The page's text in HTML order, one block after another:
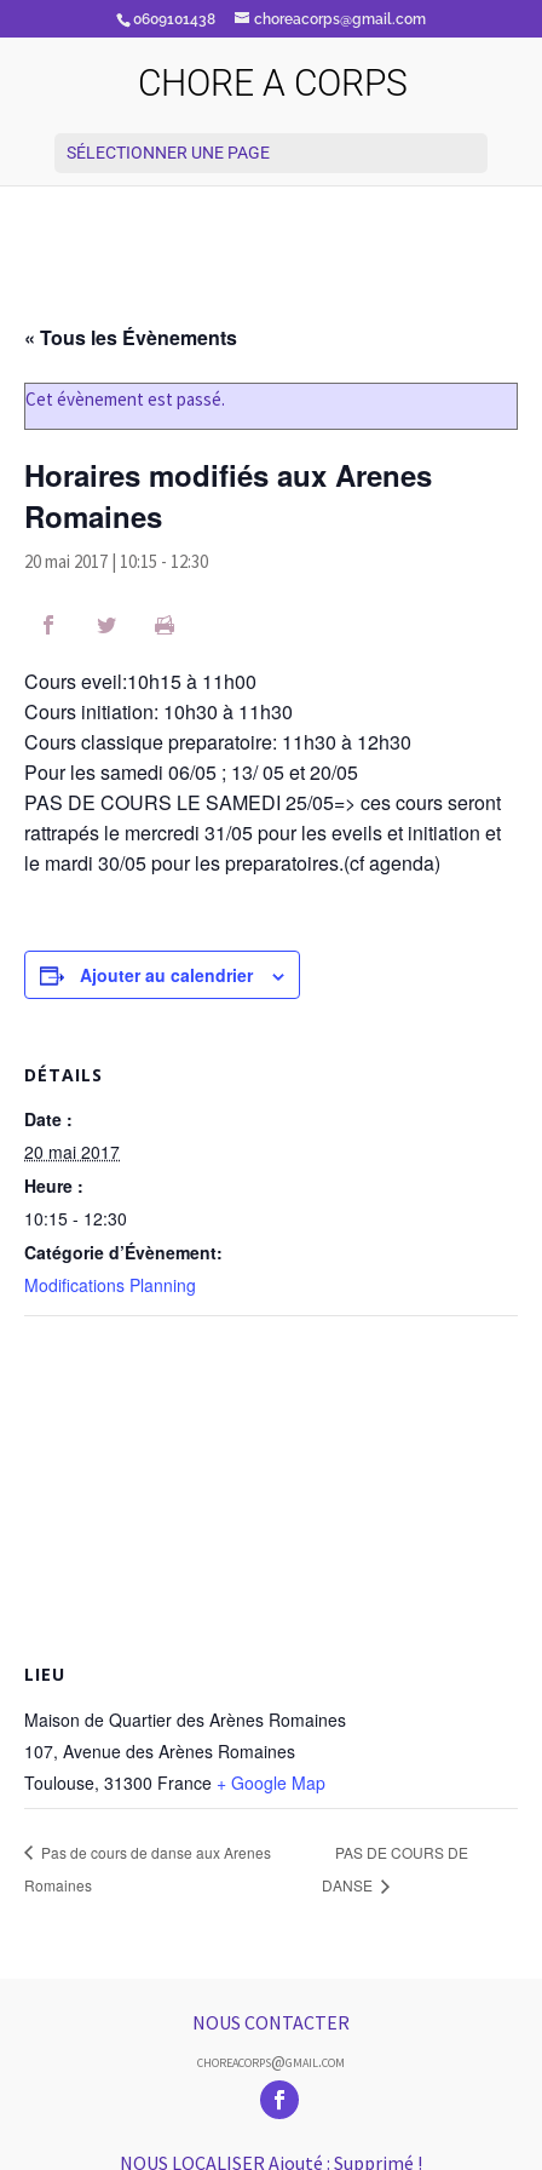
0609101438 choreacorps@gmail.com
CHORE A CORPS
SÉLECTIONNER UNE PAGE
« Tous les Évènements
Cet évènement est passé.
Horaires modifiés aux Arenes
Romaines
20 mai 2017 | 10:15 - 12:30
Cours eveil:10h15 à 11h00
Cours initiation: 10h30 à 11h30
Cours classique preparatoire: 11h30 à 12h30
Pour les samedi 06/05 ; 13/ 05 et 20/05
PAS DE COURS LE SAMEDI 25/05=> ces cours seront
rattrapés le mercredi 31/05 pour les eveils et initiation et
le mardi 30/05 pour les preparatoires.(cf agenda)
Ajouter au calendrier
DÉTAILS
Date :
20 mai 2017
Heure :
10:15 - 12:30
Catégorie d’Évènement:
Modifications Planning
LIEU
Maison de Quartier des Arènes Romaines
107, Avenue des Arènes Romaines
Toulouse, 31300 France + Google Map
Pas de cours de danse aux Arenes
Romaines
PAS DE COURS DE
DANSE
NOUS CONTACTER
choreacorps@gmail.com
NOUS LOCALISER Ajouté : Supprimé !